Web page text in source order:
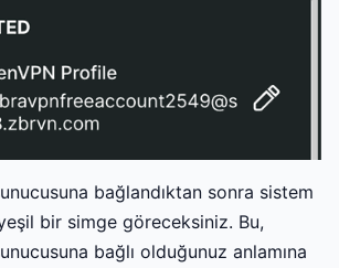
bağlandıktan sonra sistem
bir simge göreceksiniz. Bu,
bağlı olduğunuz anlamına